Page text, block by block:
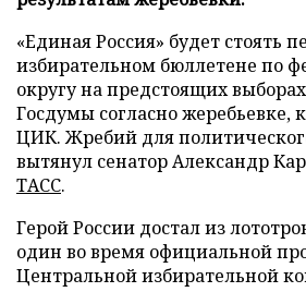
«Единая Россия» будет стоять
избирательном бюллетене по
округу на предстоящих
Госдумы согласно жеребьевке,
ЦИК. Жребий для
вытянул сенатор Александр
ТАСС.
Герой России достал из
один во время официальной
Центральной избирательной